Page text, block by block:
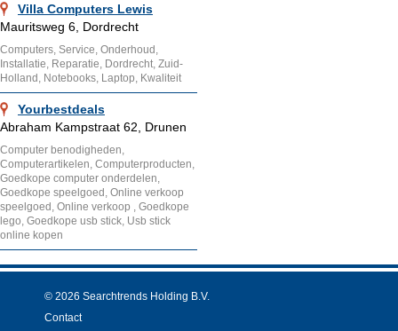
Villa Computers Lewis
Mauritsweg 6, Dordrecht
Computers, Service, Onderhoud,
Installatie, Reparatie, Dordrecht, Zuid-
Holland, Notebooks, Laptop, Kwaliteit
Yourbestdeals
Abraham Kampstraat 62, Drunen
Computer benodigheden,
Computerartikelen, Computerproducten,
Goedkope computer onderdelen,
Goedkope speelgoed, Online verkoop
speelgoed, Online verkoop , Goedkope
lego, Goedkope usb stick, Usb stick
online kopen
© 2026 Searchtrends Holding B.V.
Contact